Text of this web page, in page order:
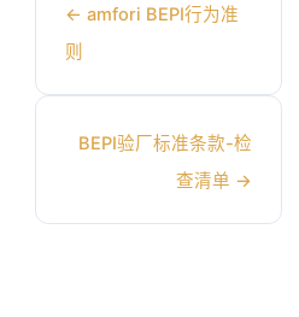
← amfori BEPI行为准
则
BEPI验厂标准条款-检
查清单 →